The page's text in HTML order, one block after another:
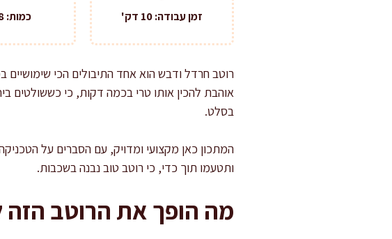
זמן עבודה: 10 דק' כמות: 8 מנות
רוטב חרדל ודבש הוא אחד התיבולים הכי שימושיים
אוהבת להכין אותו טרי בכמה דקות, כי כששולטים
בסלט.
המתכון כאן מקצועי ומדויק, עם הסברים על
ותטעמו תוך כדי, כי רוטב טוב נבנה בשכבות.
מה הופך את הרוטב הזה